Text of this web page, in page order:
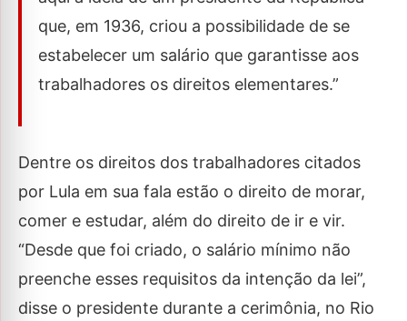
que, em 1936, criou a possibilidade de se
estabelecer um salário que garantisse aos
trabalhadores os direitos elementares.”
Dentre os direitos dos trabalhadores citados
por Lula em sua fala estão o direito de morar,
comer e estudar, além do direito de ir e vir.
“Desde que foi criado, o salário mínimo não
preenche esses requisitos da intenção da lei”,
disse o presidente durante a cerimônia, no Rio